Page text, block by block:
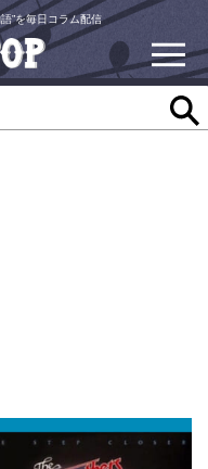
語”を毎日コラム配信